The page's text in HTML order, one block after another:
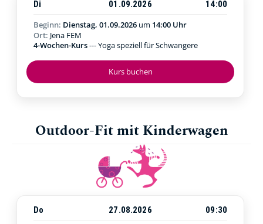
Kurs buchen
Di 01.09.2026
14:00
Beginn: Dienstag, 01.09.2026 um 14:00 Uhr
Ort: Jena FEM
4-Wochen-Kurs--- Yoga speziell für Schwangere
Outdoor-Fit mit Kinderwagen
Do 27.08.2026
09:30